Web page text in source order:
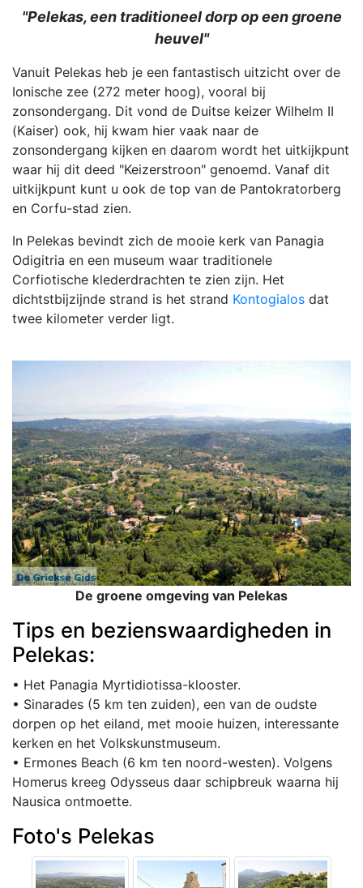
"Pelekas, een traditioneel dorp op een groene
heuvel"
Vanuit Pelekas heb je een fantastisch uitzicht over de
Ionische zee (272 meter hoog), vooral bij
zonsondergang. Dit vond de Duitse keizer Wilhelm II
(Kaiser) ook, hij kwam hier vaak naar de
zonsondergang kijken en daarom wordt het uitkijkpunt
waar hij dit deed "Keizerstroon" genoemd. Vanaf dit
uitkijkpunt kunt u ook de top van de Pantokratorberg
en Corfu-stad zien.
In Pelekas bevindt zich de mooie kerk van Panagia
Odigitria en een museum waar traditionele
Corfiotische klederdrachten te zien zijn. Het
dichtstbijzijnde strand is het strand Kontogialos dat
twee kilometer verder ligt.
De groene omgeving van Pelekas
Tips en bezienswaardigheden in
Pelekas:
• Het Panagia Myrtidiotissa-klooster.
• Sinarades (5 km ten zuiden), een van de oudste
dorpen op het eiland, met mooie huizen, interessante
kerken en het Volkskunstmuseum.
• Ermones Beach (6 km ten noord-westen). Volgens
Homerus kreeg Odysseus daar schipbreuk waarna hij
Nausica ontmoette.
Foto's Pelekas